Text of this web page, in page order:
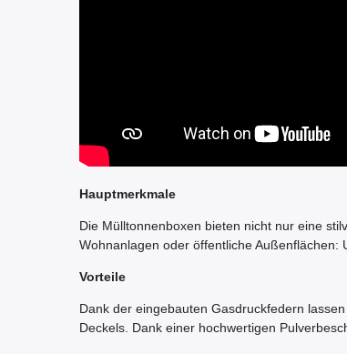
Hauptmerkmale
Die Mülltonnenboxen bieten nicht nur eine
Wohnanlagen oder öffentliche Außenflächen:
Vorteile
Dank der eingebauten Gasdruckfedern
Deckels. Dank einer hochwertigen